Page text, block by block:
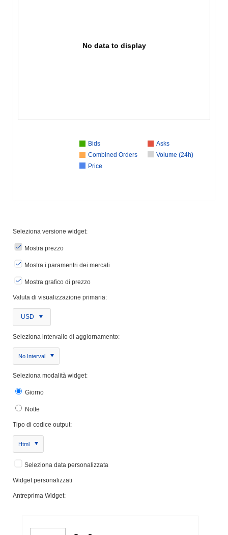
No data to display
Bids
Asks
Combined Orders
Volume (24h)
Price
Seleziona versione widget:
Mostra prezzo
Mostra i paramentri dei mercati
Mostra grafico di prezzo
Valuta di visualizzazione primaria:
USD
Seleziona intervallo di aggiornamento:
No Interval
Seleziona modalità widget:
Giorno
Notte
Tipo di codice output:
Html
Seleziona data personalizzata
Widget personalizzati
Antreprima Widget: